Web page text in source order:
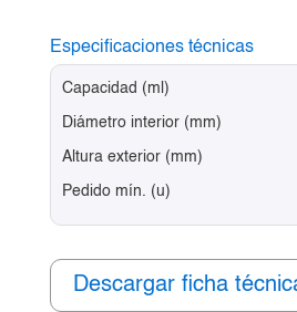
Especificaciones técnicas
Capacidad (ml)
Diámetro interior (mm)
Altura exterior (mm)
Pedido mín. (u)
Descargar ficha